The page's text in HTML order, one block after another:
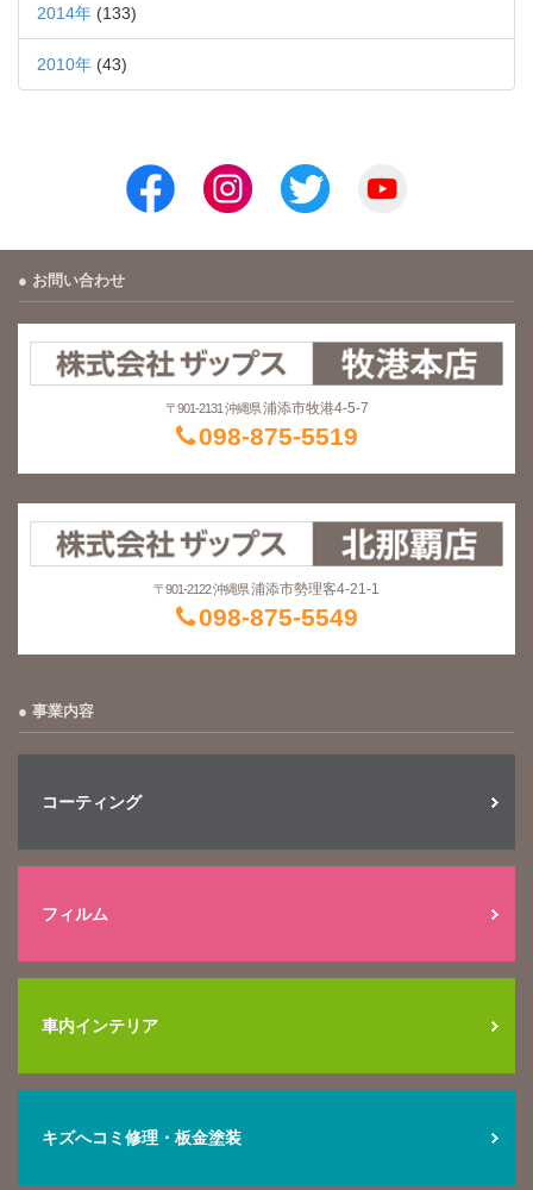
2014年 (133)
2010年 (43)
お問い合わせ
〒901-2131 沖縄県 浦添市牧港4-5-7
098-875-5519
〒901-2122 沖縄県浦添市勢理客4-21-1
098-875-5549
事業内容
コーティング
フィルム
車内インテリア
キズへコミ修理・板金塗装